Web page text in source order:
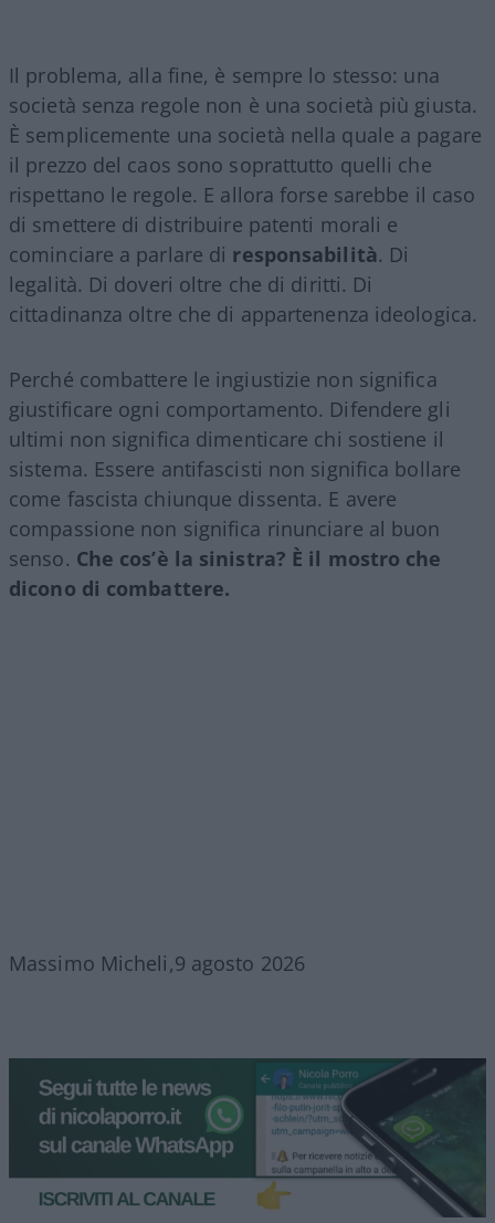
Il problema, alla fine, è sempre lo stesso: una
società senza regole non è una società più giusta.
È semplicemente una società nella quale a pagare
il prezzo del caos sono soprattutto quelli che
rispettano le regole. E allora forse sarebbe il caso
di smettere di distribuire patenti morali e
cominciare a parlare di responsabilità. Di
legalità. Di doveri oltre che di diritti. Di
cittadinanza oltre che di appartenenza ideologica.
Perché combattere le ingiustizie non significa
giustificare ogni comportamento. Difendere gli
ultimi non significa dimenticare chi sostiene il
sistema. Essere antifascisti non significa bollare
come fascista chiunque dissenta. E avere
compassione non significa rinunciare al buon
senso. Che cos’è la sinistra? È il mostro che
dicono di combattere.
Massimo Micheli,9 agosto 2026